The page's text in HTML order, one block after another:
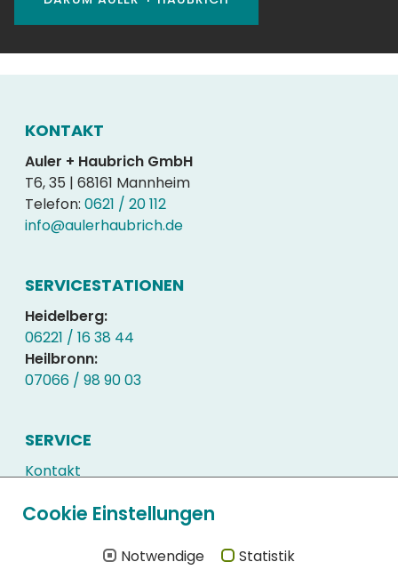
KONTAKT
Auler + Haubrich GmbH
T6, 35 | 68161 Mannheim
Telefon: 0621 / 20 112
info@aulerhaubrich.de
SERVICESTATIONEN
Heidelberg:
06221 / 16 38 44
Heilbronn:
07066 / 98 90 03
SERVICE
Kontakt
Downloads
Cookie Einstellungen
Notwendige
Statistik